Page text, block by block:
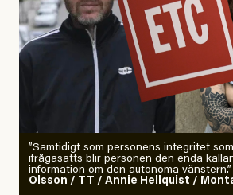
”Samtidigt som personens integritet
ifrågasätts blir personen den enda
information om den autonoma vänstern.”
Olsson / TT / Annie Hellquist /